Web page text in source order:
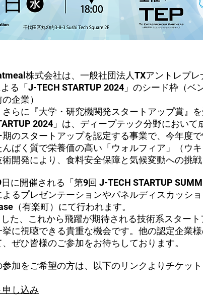
株式会社は、一般社団法人TXアントレプ
よる「J-TECH STARTUP 2024」のシード枠（ベ
企業）
らに『大学・研究機関発スタートアップ賞』を
2024」は、ディープテック分野におい
期のスタートアップを認定する事業で、今年度で
ぱく質で栄養価の高い「ウォルフィア」（ウ
開発により、食料安全保障と気候変動への挑戦
に開催される「第9回 J-TECH STARTUP
るプレゼンテーションやパネルディスカッシ
（有楽町）にて行われます。
た、これから飛躍が期待される技術系スター
に視聴できる貴重な機会です。他の認定企業
ぜひ皆様のご参加をお待ちしております。
参加をご希望の方は、以下のリンクよりチケッ
し込み